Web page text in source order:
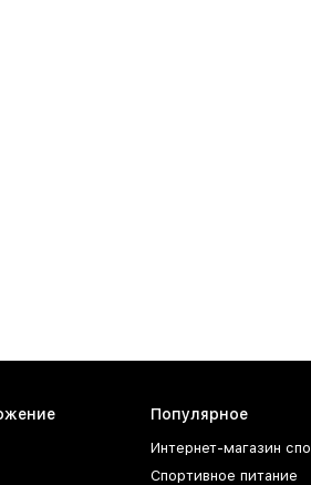
Популярное
Интернет-магазин
Спортивное питание